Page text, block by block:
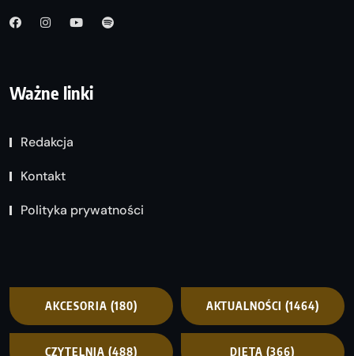
Ważne linki
Redakcja
Kontakt
Polityka prywatności
AKCESORIA (180) AKTUALNOŚCI (1464)
CZYTELNIA (488) DIETA (366)